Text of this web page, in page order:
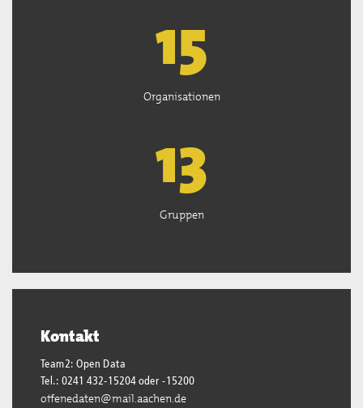
15
Organisationen
13
Gruppen
Kontakt
Team2: Open Data
Tel.: 0241 432-15204 oder -15200
offenedaten@mail.aachen.de